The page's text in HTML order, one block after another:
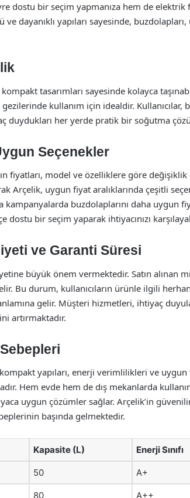
dostu bir seçim yapmanıza hem de elektrik
ve dayanıklı yapıları sayesinde,
tasarımları sayesinde kolayca
kullanım için idealdir. Kullanıcılar,
duydukları her yerde pratik bir soğutma
Seçenekler
fiyatları, model ve özelliklere göre
Arçelik, uygun fiyat aralıklarında çeşitli
buzdolaplarını daha uygun
dostu bir seçim yaparak ihtiyacınızı
ve Garanti Süresi
büyük önem vermektedir. Satın alınan
Bu durum, kullanıcıların ürünle ilgili
anlamına gelir. Müşteri hizmetleri, ihtiyaç
artırmaktadır.
yapıları, enerji verimlilikleri ve uygun
Hem evde hem de dış mekanlarda
uygun çözümler sağlar. Arçelik’in
başında gelmektedir.
Kapasite (L) Enerji Sınıfı
50 A+
80 A++